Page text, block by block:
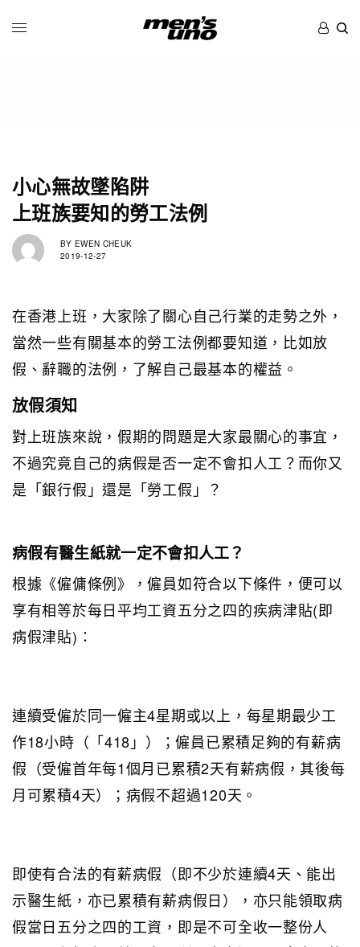
小心無故墜陷阱
上班族要知的勞工法例
BY EWEN CHEUK
2019-12-27
在香港上班，大家除了關心自己行業的走勢之外，
當然一些有關基本的勞工法例都要知道，比如放
假、辭職的法例，了解自己最基本的權益。
放假須知
對上班族來說，假期的問題是大家最關心的事宜，
不過究竟自己的病假是否一定不會扣人工？而你又
是「銀行假」還是「勞工假」？
病假有醫生紙就一定不會扣人工？
根據《僱傭條例》，僱員如符合以下條件，便可以
享有相等於每日平均工資五分之四的疾病津貼(即
病假津貼)：
連續受僱於同一僱主4星期或以上，每星期最少工
作18小時（「418」）；僱員已累積足夠的有薪病
假（受僱首年每1個月已累積2天有薪病假，其後每
月可累積4天）；病假不超過120天。
即使有合法的有薪病假（即不少於連續4天、能出
示醫生紙，亦已累積有薪病假日），亦只能領取病
假當日五分之四的工資，即是不可全收一整份人